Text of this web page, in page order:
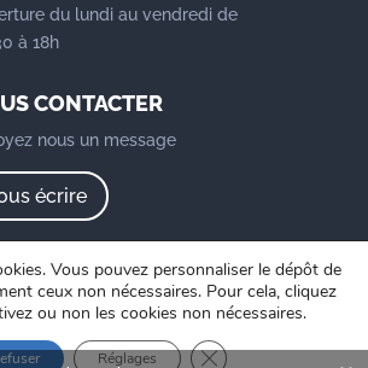
du lundi au vendredi de
à 18h
CONTACTER
nous un message
écrire
|Politique de confidentialité
Vous pouvez personnaliser le dépôt de
ceux non nécessaires. Pour cela, cliquez
ou non les cookies non nécessaires.
Réglages
Fermer la bannière